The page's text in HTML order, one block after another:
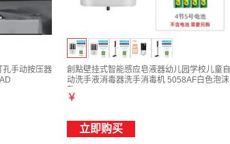
孔手动按压器
創點壁挂式智能感应皂液器幼儿园学校儿童自
动洗手液消毒器洗手消毒机 5058AF白色泡沫
￥
立即购买